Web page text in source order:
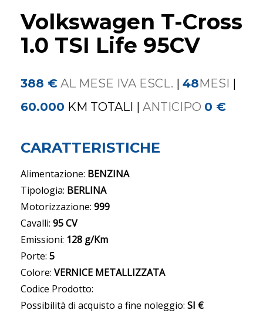
Volkswagen T-Cross
1.0 TSI Life 95CV
388 € AL MESE IVA ESCL. | 48MESI |
60.000 KM TOTALI | ANTICIPO 0 €
CARATTERISTICHE
Alimentazione: BENZINA
Tipologia: BERLINA
Motorizzazione: 999
Cavalli: 95 CV
Emissioni: 128 g/Km
Porte: 5
Colore: VERNICE METALLIZZATA
Codice Prodotto:
Possibilità di acquisto a fine noleggio: SI €